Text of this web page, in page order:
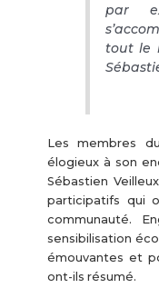
par
tout le
Les membres
élogieux à son
Sébastien
participatifs qui
communauté.
sensibilisation
émouvantes et
ont-ils résumé.